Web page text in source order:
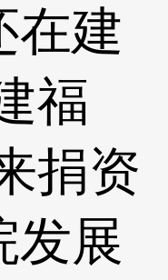
建
福
捐资
发展